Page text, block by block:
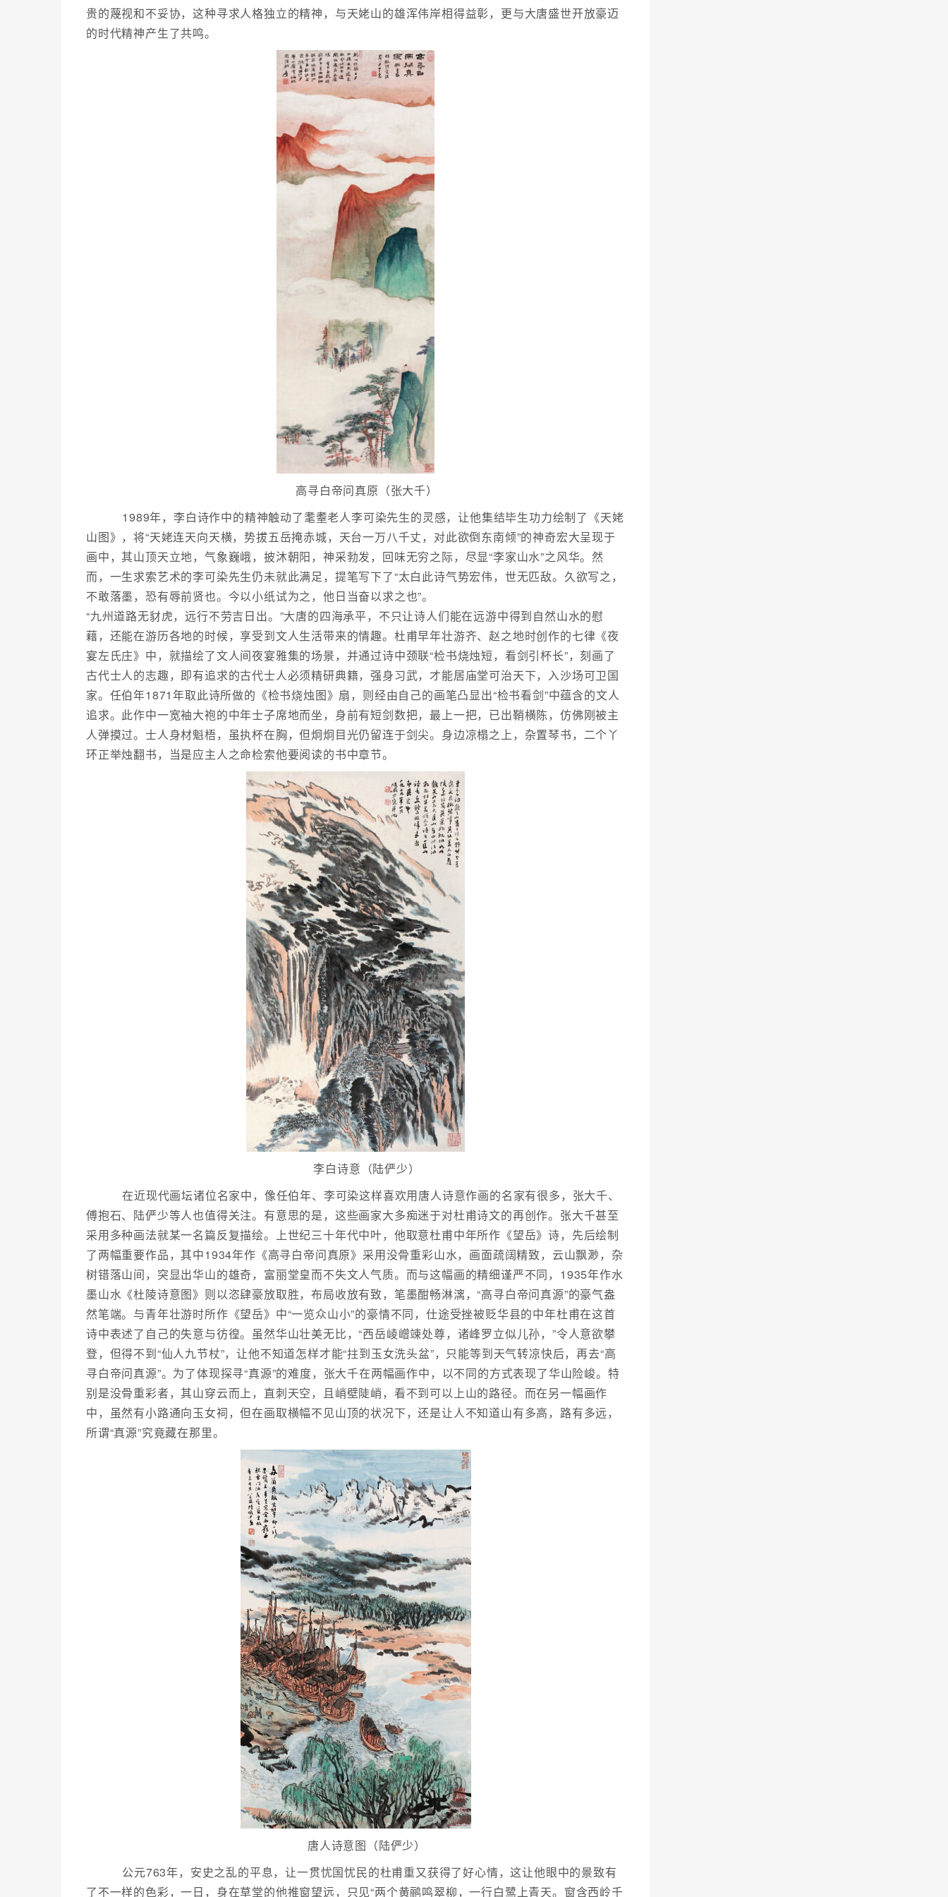
贵的蔑视和不妥协，这种寻求人格独立的精神，与天姥山的雄浑伟岸相得益彰，更与大唐盛世开放豪迈
的时代精神产生了共鸣。
高寻白帝问真原（张大千）
1989年，李白诗作中的精神触动了耄耋老人李可染先生的灵感，让他集结毕生功力绘制了《天姥
山图》，将“天姥连天向天横，势拔五岳掩赤城，天台一万八千丈，对此欲倒东南倾”的神奇宏大呈现于
画中，其山顶天立地，气象巍峨，披沐朝阳，神采勃发，回味无穷之际，尽显“李家山水”之风华。然
而，一生求索艺术的李可染先生仍未就此满足，提笔写下了“太白此诗气势宏伟，世无匹敌。久欲写之，
不敢落墨，恐有辱前贤也。今以小纸试为之，他日当奋以求之也”。
“九州道路无豺虎，远行不劳吉日出。”大唐的四海承平，不只让诗人们能在远游中得到自然山水的慰
藉，还能在游历各地的时候，享受到文人生活带来的情趣。杜甫早年壮游齐、赵之地时创作的七律《夜
宴左氏庄》中，就描绘了文人间夜宴雅集的场景，并通过诗中颈联“检书烧烛短，看剑引杯长”，刻画了
古代士人的志趣，即有追求的古代士人必须精研典籍，强身习武，才能居庙堂可治天下，入沙场可卫国
家。任伯年1871年取此诗所做的《检书烧烛图》扇，则经由自己的画笔凸显出“检书看剑”中蕴含的文人
追求。此作中一宽袖大袍的中年士子席地而坐，身前有短剑数把，最上一把，已出鞘横陈，仿佛刚被主
人弹摸过。士人身材魁梧，虽执杯在胸，但炯炯目光仍留连于剑尖。身边凉榻之上，杂置琴书，二个丫
环正举烛翻书，当是应主人之命检索他要阅读的书中章节。
李白诗意（陆俨少）
在近现代画坛诸位名家中，像任伯年、李可染这样喜欢用唐人诗意作画的名家有很多，张大千、
傅抱石、陆俨少等人也值得关注。有意思的是，这些画家大多痴迷于对杜甫诗文的再创作。张大千甚至
采用多种画法就某一名篇反复描绘。上世纪三十年代中叶，他取意杜甫中年所作《望岳》诗，先后绘制
了两幅重要作品，其中1934年作《高寻白帝问真原》采用没骨重彩山水，画面疏阔精致，云山飘渺，杂
树错落山间，突显出华山的雄奇，富丽堂皇而不失文人气质。而与这幅画的精细谨严不同，1935年作水
墨山水《杜陵诗意图》则以恣肆豪放取胜，布局收放有致，笔墨酣畅淋漓，“高寻白帝问真源”的豪气盎
然笔端。与青年壮游时所作《望岳》中“一览众山小”的豪情不同，仕途受挫被贬华县的中年杜甫在这首
诗中表述了自己的失意与彷徨。虽然华山壮美无比，“西岳崚嶒竦处尊，诸峰罗立似儿孙，”令人意欲攀
登，但得不到“仙人九节杖”，让他不知道怎样才能“拄到玉女洗头盆”，只能等到天气转凉快后，再去“高
寻白帝问真源”。为了体现探寻“真源”的难度，张大千在两幅画作中，以不同的方式表现了华山险峻。特
别是没骨重彩者，其山穿云而上，直刺天空，且峭壁陡峭，看不到可以上山的路径。而在另一幅画作
中，虽然有小路通向玉女祠，但在画取横幅不见山顶的状况下，还是让人不知道山有多高，路有多远，
所谓“真源”究竟藏在那里。
唐人诗意图（陆俨少）
公元763年，安史之乱的平息，让一贯忧国忧民的杜甫重又获得了好心情，这让他眼中的景致有
了不一样的色彩，一日，身在草堂的他推窗望远，只见“两个黄鹂鸣翠柳，一行白鹭上青天。窗含西岭千